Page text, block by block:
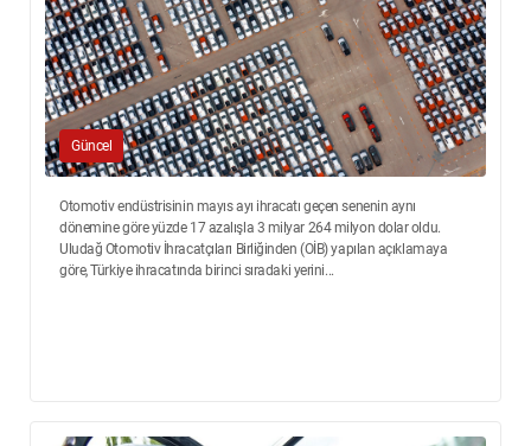
Güncel
Otomotiv endüstrisinin mayıs ayı ihracatı geçen senenin aynı
dönemine göre yüzde 17 azalışla 3 milyar 264 milyon dolar oldu.
Uludağ Otomotiv İhracatçıları Birliğinden (OİB) yapılan açıklamaya
göre, Türkiye ihracatında birinci sıradaki yerini...